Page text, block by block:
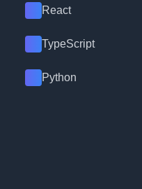
React
TypeScript
Python